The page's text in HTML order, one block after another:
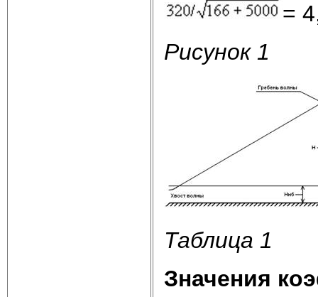
=
Рисунок 1
Таблица 1
Значения